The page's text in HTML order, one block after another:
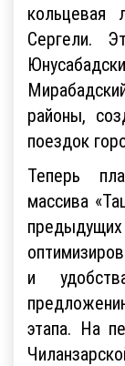
кольцевая
Сергели.
районы,
поездок
Теперь
массива
и
этапа. На